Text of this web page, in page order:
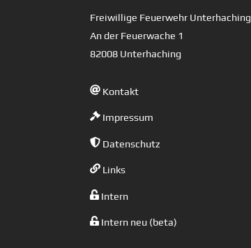
Freiwillige Feuerwehr Unterhaching
An der Feuerwache 1
82008 Unterhaching
Kontakt
Impressum
Datenschutz
Links
Intern
Intern neu (beta)